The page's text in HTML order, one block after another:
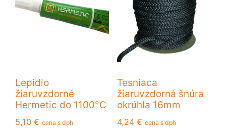
Lepidlo
žiaruvzdorné
Hermetic do 1100°C
5,10 € cena s dph
Tesniaca
žiaruvzdorná šnúra
okrúhla 16mm
4,24 € cena s dph